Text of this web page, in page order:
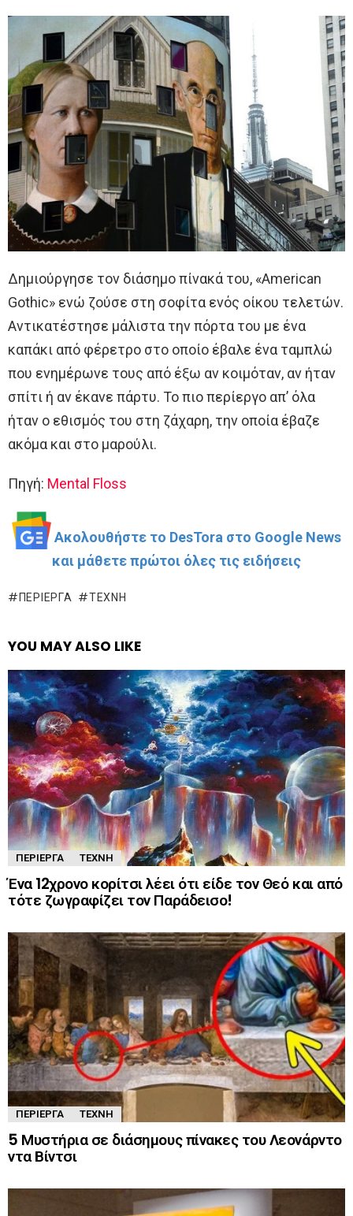
Δημιούργησε τον διάσημο πίνακά του, «American
Gothic» ενώ ζούσε στη σοφίτα ενός οίκου τελετών.
Αντικατέστησε μάλιστα την πόρτα του με ένα
καπάκι από φέρετρο στο οποίο έβαλε ένα ταμπλώ
που ενημέρωνε τους από έξω αν κοιμόταν, αν ήταν
σπίτι ή αν έκανε πάρτυ. Το πιο περίεργο απ’ όλα
ήταν ο εθισμός του στη ζάχαρη, την οποία έβαζε
ακόμα και στο μαρούλι.
Πηγή: Mental Floss
Ακολουθήστε το DesTora στο Google News
και μάθετε πρώτοι όλες τις ειδήσεις
ΠΕΡΊΕΡΓΑ ΤΈΧΝΗ
YOU MAY ALSO LIKE
ΠΕΡΊΕΡΓΑ ΤΈΧΝΗ
Ένα 12χρονο κορίτσι λέει ότι είδε τον Θεό και από
τότε ζωγραφίζει τον Παράδεισο!
ΠΕΡΊΕΡΓΑ ΤΈΧΝΗ
5 Μυστήρια σε διάσημους πίνακες του Λεονάρντο
ντα Βίντσι